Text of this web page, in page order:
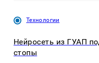
Технологии
Нейросеть из ГУАП
стопы